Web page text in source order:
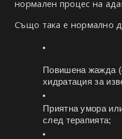
нормален процес на
Също така е нормално
Повишена жажда
хидратация за
Приятна умора
след терапията;